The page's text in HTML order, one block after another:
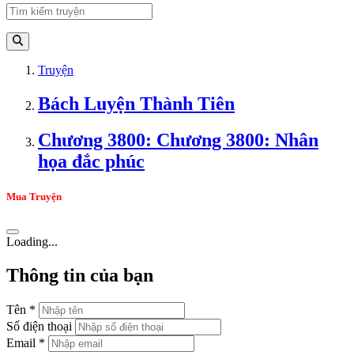
Truyện
Bách Luyện Thành Tiên
Chương 3800: Chương 3800: Nhân
họa đắc phúc
Mua Truyện
Loading...
Thông tin của bạn
Tên *
Số điện thoại
Email *